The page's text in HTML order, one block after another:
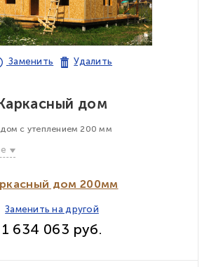
Заменить Удалить
дом
с утеплением 200 мм
дом 200мм
Заменить на другой
1 634 063 руб.